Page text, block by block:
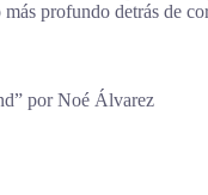
profundo detrás de
por Noé Álvarez